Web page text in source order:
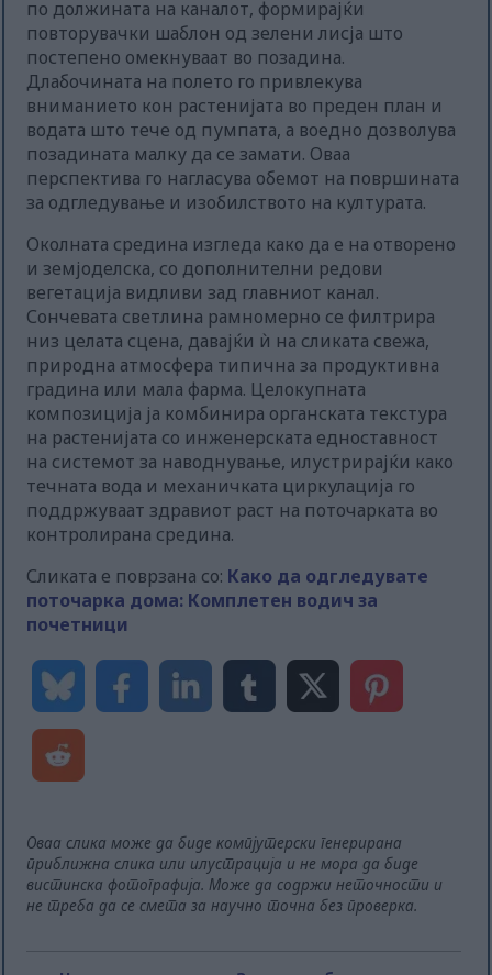
по должината на каналот, формирајќи
повторувачки шаблон од зелени лисја што
постепено омекнуваат во позадина.
Длабочината на полето го привлекува
вниманието кон растенијата во преден план и
водата што тече од пумпата, а воедно дозволува
позадината малку да се замати. Оваа
перспектива го нагласува обемот на површината
за одгледување и изобилството на културата.
Околната средина изгледа како да е на отворено
и земјоделска, со дополнителни редови
вегетација видливи зад главниот канал.
Сончевата светлина рамномерно се филтрира
низ целата сцена, давајќи ѝ на сликата свежа,
природна атмосфера типична за продуктивна
градина или мала фарма. Целокупната
композиција ја комбинира органската текстура
на растенијата со инженерската едноставност
на системот за наводнување, илустрирајќи како
течната вода и механичката циркулација го
поддржуваат здравиот раст на поточарката во
контролирана средина.
Сликата е поврзана со: Како да одгледувате
поточарка дома: Комплетен водич за
почетници
Оваа слика може да биде компјутерски генерирана
приближна слика или илустрација и не мора да биде
вистинска фотографија. Може да содржи неточности и
не треба да се смета за научно точна без проверка.